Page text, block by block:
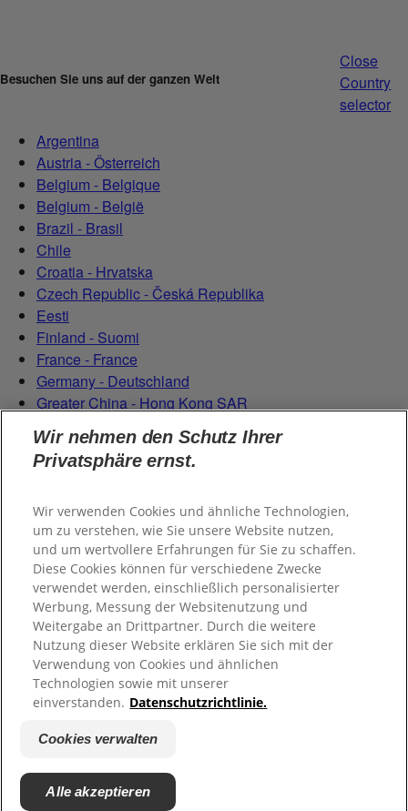
Besuchen Sie uns auf der ganzen Welt
Close
Country
selector
Argentina
Austria - Österreich
Belgium - Belgique
Belgium - België
Brazil - Brasil
Chile
Croatia - Hrvatska
Czech Republic - Česká Republika
Eesti
Finland - Suomi
France - France
Germany - Deutschland
Greater China - Hong Kong SAR
Magyarország
Italy - Italia
Latvia - Latvija
Netherlands - Nederland
Poland - Polska
România
Serbian (Serbia)
Slovensko
Slovenija
Switzerland (Schweiz)
Switzerland (Suisse)
© 2024 GABA Schweiz AG. Alle Rechte vorbehalten.
Wir nehmen den Schutz Ihrer
Privatsphäre ernst.
Wir verwenden Cookies und ähnliche Technologien,
um zu verstehen, wie Sie unsere Website nutzen,
und um wertvollere Erfahrungen für Sie zu schaffen.
Diese Cookies können für verschiedene Zwecke
verwendet werden, einschließlich personalisierter
Werbung, Messung der Websitenutzung und
Weitergabe an Drittpartner. Durch die weitere
Nutzung dieser Website erklären Sie sich mit der
Verwendung von Cookies und ähnlichen
Technologien sowie mit unserer
einverstanden. Datenschutzrichtlinie.
Cookies verwalten
Alle akzeptieren